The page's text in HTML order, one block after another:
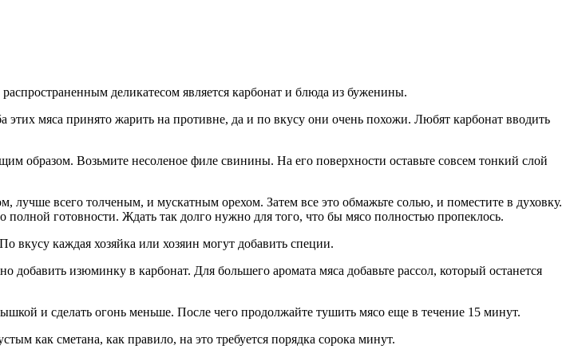
деликатесом является карбонат и блюда из буженины.
мяса принято жарить на противне, да и по вкусу они очень похожи. Любят карбонат вводить
образом. Возьмите несоленое филе свинины. На его поверхности оставьте совсем тонкий слой
всего толченым, и мускатным орехом. Затем все это обмажьте солью, и поместите в духовку.
полной готовности. Ждать так долго нужно для того, что бы мясо полностью пропеклось.
вкусу каждая хозяйка или хозяин могут добавить специи.
изюминку в карбонат. Для большего аромата мяса добавьте рассол, который останется
и сделать огонь меньше. После чего продолжайте тушить мясо еще в течение 15 минут.
как сметана, как правило, на это требуется порядка сорока минут.